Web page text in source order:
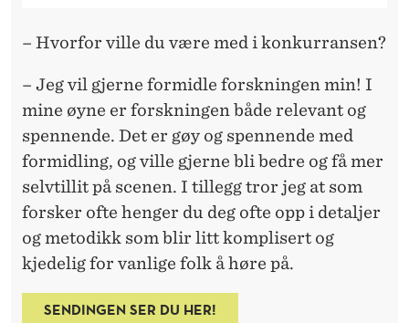
– Hvorfor ville du være med i konkurransen?
– Jeg vil gjerne formidle forskningen min! I
mine øyne er forskningen både relevant og
spennende. Det er gøy og spennende med
formidling, og ville gjerne bli bedre og få mer
selvtillit på scenen. I tillegg tror jeg at som
forsker ofte henger du deg ofte opp i detaljer
og metodikk som blir litt komplisert og
kjedelig for vanlige folk å høre på.
SENDINGEN SER DU HER!